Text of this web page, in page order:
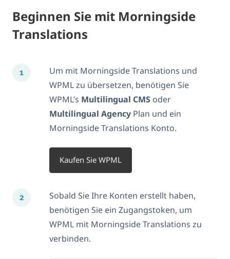
Beginnen Sie mit Morningside
Translations
Um mit Morningside Translations und
WPML zu übersetzen, benötigen Sie
WPML’s Multilingual CMS oder
Multilingual Agency Plan und ein
Morningside Translations Konto.
Kaufen Sie WPML
Sobald Sie Ihre Konten erstellt haben,
benötigen Sie ein Zugangstoken, um
WPML mit Morningside Translations zu
verbinden.